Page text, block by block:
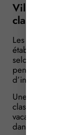
Villages de
classement
Les villages de
établissements
selon un prix
pension, l’usage
d’installations
Une procédure
classement
vacanciers sur le
dans l’établissement.